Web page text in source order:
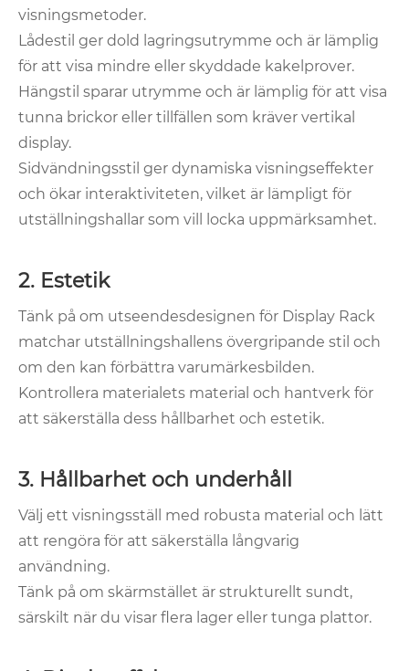
visningsmetoder.
Lådestil ger dold lagringsutrymme och är lämplig
för att visa mindre eller skyddade kakelprover.
Hängstil sparar utrymme och är lämplig för att visa
tunna brickor eller tillfällen som kräver vertikal
display.
Sidvändningsstil ger dynamiska visningseffekter
och ökar interaktiviteten, vilket är lämpligt för
utställningshallar som vill locka uppmärksamhet.
2. Estetik
Tänk på om utseendesdesignen för Display Rack
matchar utställningshallens övergripande stil och
om den kan förbättra varumärkesbilden.
Kontrollera materialets material och hantverk för
att säkerställa dess hållbarhet och estetik.
3. Hållbarhet och underhåll
Välj ett visningsställ med robusta material och lätt
att rengöra för att säkerställa långvarig
användning.
Tänk på om skärmstället är strukturellt sundt,
särskilt när du visar flera lager eller tunga plattor.